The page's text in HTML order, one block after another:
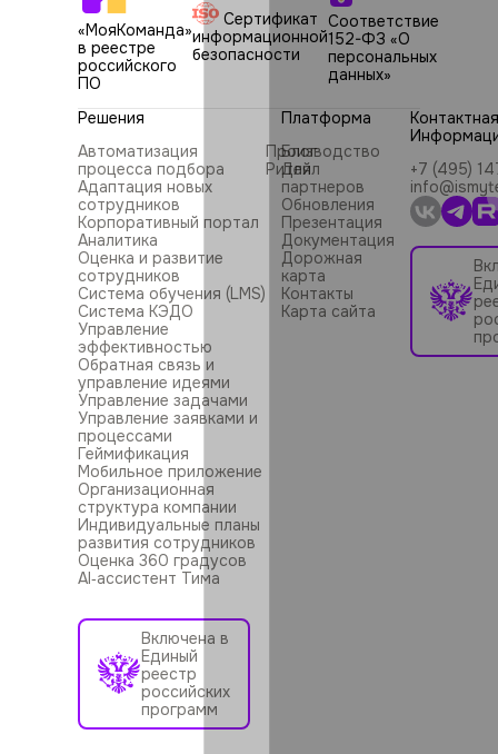
«МояКоманда»
в реестре
российского
ПО
Сертификат
информационной
безопасности
Соответствие
152-ФЗ «О
персональных
данных»
Решения
Автоматизация
процесса подбора
Адаптация новых
сотрудников
Корпоративный портал
Аналитика
Оценка и развитие
сотрудников
Система обучения (LMS)
Система КЭДО
Управление
эффективностью
Обратная связь и
управление идеями
Управление задачами
Управление заявками и
процессами
Геймификация
Мобильное приложение
Организационная
структура компании
Индивидуальные планы
развития сотрудников
Оценка 360 градусов
AI‑ассистент Тима
Производство
Ритейл
Платформа
Блог
Для
партнеров
Обновления
Презентация
Документация
Дорожная
карта
Контакты
Карта сайта
Контактная
+7 (495)
Включена в
Единый
реестр
российских
программ